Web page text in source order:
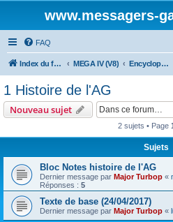
www.messagers-
FAQ
Index du forum MEGA IV (V8) Encyclopédie (V8)
1 Histoire de l'AG
Nouveau sujet
2 sujets • Page
Sujets
Bloc Notes histoire de l'AG
Dernier message par Major Turbop «
Réponses : 5
Texte de base (24/04/2017)
Dernier message par Major Turbop «